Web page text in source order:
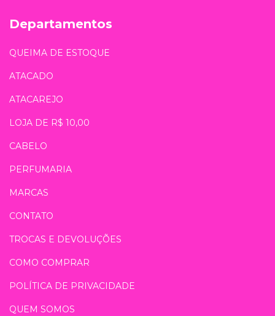
Departamentos
QUEIMA DE ESTOQUE
ATACADO
ATACAREJO
LOJA DE R$ 10,00
CABELO
PERFUMARIA
MARCAS
CONTATO
TROCAS E DEVOLUÇÕES
COMO COMPRAR
POLÍTICA DE PRIVACIDADE
QUEM SOMOS